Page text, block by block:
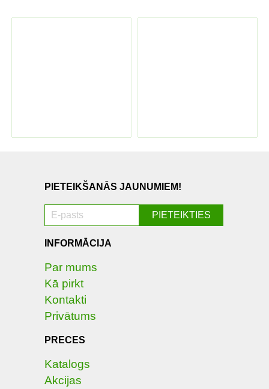
PIETEIKŠANĀS JAUNUMIEM!
INFORMĀCIJA
Par mums
Kā pirkt
Kontakti
Privātums
PRECES
Katalogs
Akcijas